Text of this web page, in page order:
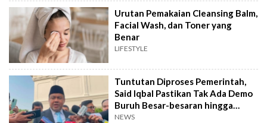
Urutan Pemakaian Cleansing Balm,
Facial Wash, dan Toner yang
Benar
LIFESTYLE
Tuntutan Diproses Pemerintah,
Said Iqbal Pastikan Tak Ada Demo
Buruh Besar-besaran hingga
September
NEWS